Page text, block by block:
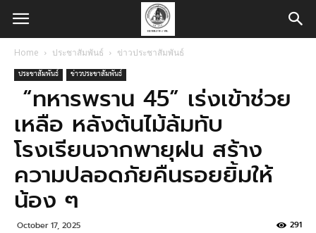
Home ประชาสัมพันธ์ ข่าวประชาสัมพันธ์
ประชาสัมพันธ์ ข่าวประชาสัมพันธ์
“ทหารพราน 45” เร่งเข้าช่วย
เหลือ หลังต้นไม้ล้มทับ
โรงเรียนจากพายุฝน สร้าง
ความปลอดภัยคืนรอยยิ้มให้
น้อง ๆ
October 17, 2025 291